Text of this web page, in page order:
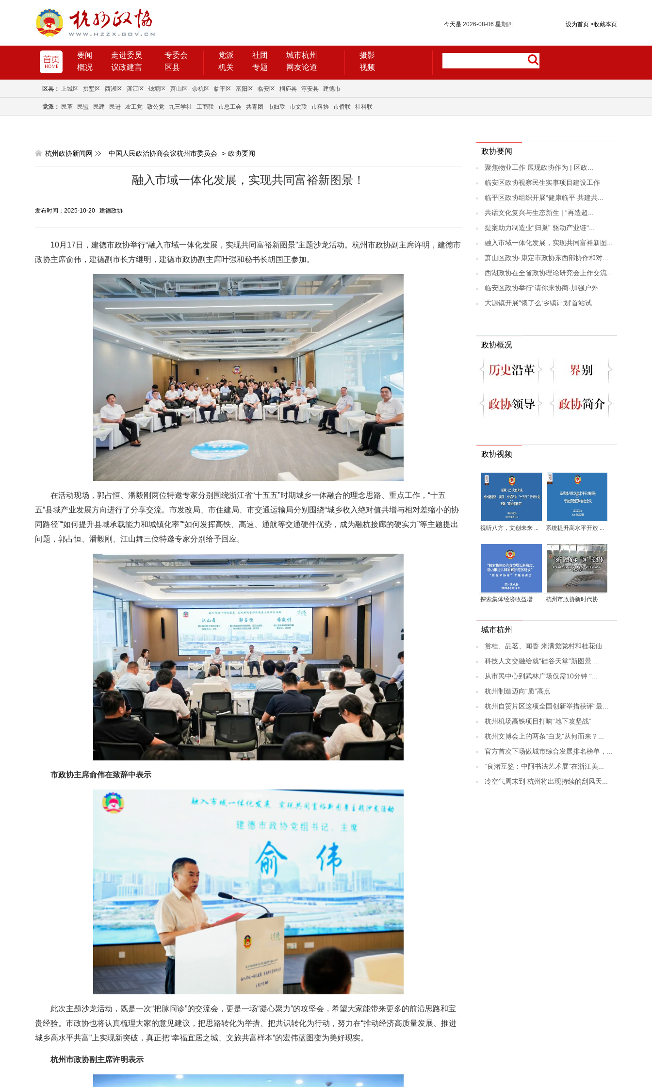
设为首页 >收藏本页
今天是 2026-08-06 星期四
要闻 走进委员
专委会
概况
议政建言 区县
党派 社团
城市杭州
机关
专题 网友论道
摄影
视频
区县： 上城区 拱墅区 西湖区 滨江区 钱塘区 萧山区 余杭区 临平区 富阳区 临安区 桐庐县 淳安县 建德市
党派： 民革 民盟 民建 民进 农工党 致公党 九三学社 工商联 市总工会 共青团 市妇联 市文联 市科协 市侨联 社科联
杭州政协新闻网 中国人民政治协商会议杭州市委员会 > 政协要闻
融入市域一体化发展，实现共同富裕新图景！
发布时间：2025-10-20 建德政协
10月17日，建德市政协举行“融入市域一体化发展，实现共同富裕新图景”主题沙龙活动。杭州市政协副主席许明，建德市
政协主席俞伟，建德副市长方继明，建德市政协副主席叶强和秘书长胡国正参加。
在活动现场，郭占恒、潘毅刚两位特邀专家分别围绕浙江省“十五五”时期城乡一体融合的理念思路、重点工作，“十五
五”县域产业发展方向进行了分享交流。市发改局、市住建局、市交通运输局分别围绕“城乡收入绝对值共增与相对差缩小的协
同路径”“如何提升县域承载能力和城镇化率”“如何发挥高铁、高速、通航等交通硬件优势，成为融杭接廊的硬实力”等主题提出
问题，郭占恒、潘毅刚、江山舞三位特邀专家分别给予回应。
市政协主席俞伟在致辞中表示
此次主题沙龙活动，既是一次“把脉问诊”的交流会，更是一场“凝心聚力”的攻坚会，希望大家能带来更多的前沿思路和宝
贵经验。市政协也将认真梳理大家的意见建议，把思路转化为举措、把共识转化为行动，努力在“推动经济高质量发展、推进
城乡高水平共富”上实现新突破，真正把“幸福宜居之城、文旅共富样本”的宏伟蓝图变为美好现实。
杭州市政协副主席许明表示
政协要闻
聚焦物业工作 展现政协作为 | 区政...
临安区政协视察民生实事项目建设工作
临平区政协组织开展“健康临平 共建共...
共话文化复兴与生态新生 | “再造超...
提案助力制造业“归巢” 驱动产业链“...
融入市域一体化发展，实现共同富裕新图...
萧山区政协·康定市政协东西部协作和对...
西湖政协在全省政协理论研究会上作交流...
临安区政协举行“请你来协商·加强户外...
大源镇开展“饿了么‘乡镇计划’首站试...
政协概况
政协视频
视听八方，文创未来 ... 系统提升高水平开放 ...
探索集体经济收益增 ... 杭州市政协新时代协 ...
城市杭州
赏桂、品茗、闻香 来满觉陇村和桂花仙...
科技人文交融绘就“硅谷天堂”新图景 ...
从市民中心到武林广场仅需10分钟 “...
杭州制造迈向“质”高点
杭州自贸片区这项全国创新举措获评“最...
杭州机场高铁项目打响“地下攻坚战”
杭州文博会上的两条“白龙”从何而来？...
官方首次下场做城市综合发展排名榜单，...
“良渚互鉴：中阿书法艺术展”在浙江美...
冷空气周末到 杭州将出现持续的刮风天...